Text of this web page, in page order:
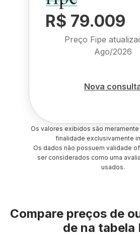
R$ 79.009
Preço Fipe
Ago/2026
Nova
Os valores exibidos são
finalidade exclusivamente
Os dados não possuem validade
ser considerados como uma
usados.
Compare preços de
de na tabela